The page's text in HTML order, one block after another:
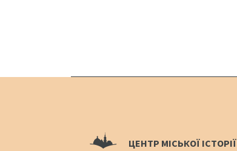
ЦЕНТР МІСЬКОЇ ІСТОРІЇ